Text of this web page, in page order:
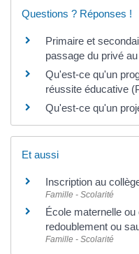
Questions ? Réponses !
Primaire et
passage du privé
Qu'est-ce qu'un
réussite éducative
Qu'est-ce qu'un
Et aussi
Inscription au
Famille - Scolarité
École maternelle
redoublement ou
Famille - Scolarité